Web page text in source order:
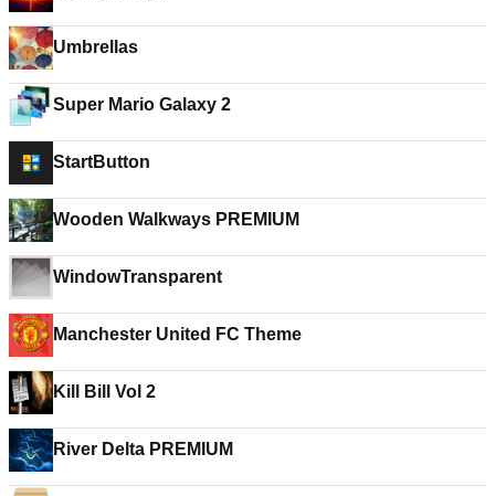
Umbrellas
Super Mario Galaxy 2
StartButton
Wooden Walkways PREMIUM
WindowTransparent
Manchester United FC Theme
Kill Bill Vol 2
River Delta PREMIUM